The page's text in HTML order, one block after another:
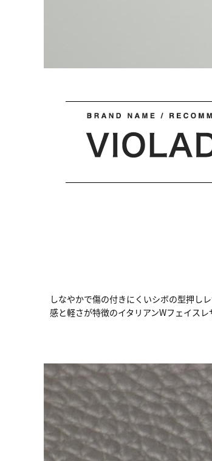
しなやかで傷の付きにくいシボの型押し
感と軽さが特徴のイタリアンWフェイス